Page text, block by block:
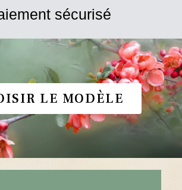
sécurisé
LE MODÈLE